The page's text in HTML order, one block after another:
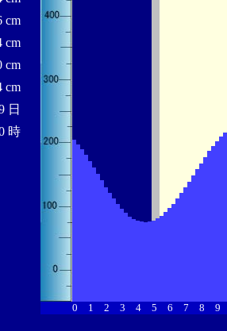
cm
cm
cm
cm
日
時
0 1 2 3 4 5 6 7 8 9